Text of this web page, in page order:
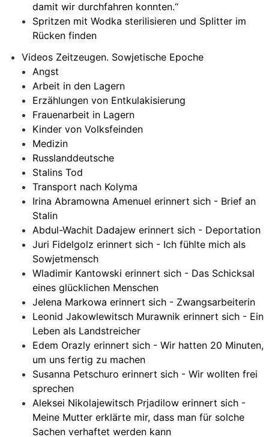
damit wir durchfahren konnten.“
Spritzen mit Wodka sterilisieren und Splitter im
Rücken finden
Videos Zeitzeugen. Sowjetische Epoche
Angst
Arbeit in den Lagern
Erzählungen von Entkulakisierung
Frauenarbeit in Lagern
Kinder von Volksfeinden
Medizin
Russlanddeutsche
Stalins Tod
Transport nach Kolyma
Irina Abramowna Amenuel erinnert sich - Brief an
Stalin
Abdul-Wachit Dadajew erinnert sich - Deportation
Juri Fidelgolz erinnert sich - Ich fühlte mich als
Sowjetmensch
Wladimir Kantowski erinnert sich - Das Schicksal
eines glücklichen Menschen
Jelena Markowa erinnert sich - Zwangsarbeiterin
Leonid Jakowlewitsch Murawnik erinnert sich - Ein
Leben als Landstreicher
Edem Orazly erinnert sich - Wir hatten 20 Minuten,
um uns fertig zu machen
Susanna Petschuro erinnert sich - Wir wollten frei
sprechen
Aleksei Nikolajewitsch Prjadilow erinnert sich -
Meine Mutter erklärte mir, dass man für solche
Sachen verhaftet werden kann